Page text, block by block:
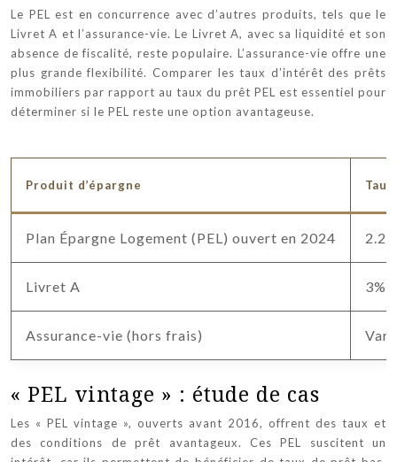
Le PEL est en concurrence avec d’autres produits, tels que le
Livret A et l’assurance-vie. Le Livret A, avec sa liquidité et son
absence de fiscalité, reste populaire. L’assurance-vie offre une
plus grande flexibilité. Comparer les taux d’intérêt des prêts
immobiliers par rapport au taux du prêt PEL est essentiel pour
déterminer si le PEL reste une option avantageuse.
Produit d’épargne
Plan Épargne Logement (PEL) ouvert en 2024
Livret A 3%
Assurance-vie (hors frais)
« PEL vintage » : étude de cas
Les « PEL vintage », ouverts avant 2016, offrent des taux et
des conditions de prêt avantageux. Ces PEL suscitent un